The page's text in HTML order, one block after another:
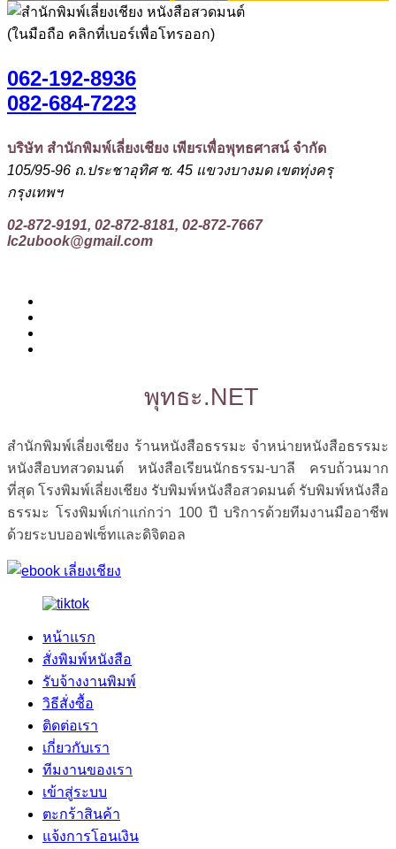
(ในมือถือ คลิกที่เบอร์เพื่อโทรออก)
062-192-8936
082-684-7223
บริษัท สำนักพิมพ์เลี่ยงเชียง เพียรเพื่อพุทธศาสน์ จำกัด
105/95-96 ถ.ประชาอุทิศ ซ. 45 แขวงบางมด เขตทุ่งครุ
กรุงเทพฯ
02-872-9191, 02-872-8181, 02-872-7667
lc2ubook@gmail.com
พุทธะ.NET
สำนักพิมพ์เลี่ยงเชียง ร้านหนังสือธรรมะ จำหน่ายหนังสือธรรมะ
หนังสือบทสวดมนต์ หนังสือเรียนนักธรรม-บาลี ครบถ้วนมาก
ที่สุด โรงพิมพ์เลี่ยงเชียง รับพิมพ์หนังสือสวดมนต์ รับพิมพ์หนังสือ
ธรรมะ โรงพิมพ์เก่าแก่กว่า 100 ปี บริการด้วยทีมงานมืออาชีพ
ด้วยระบบออฟเซ็ทและดิจิตอล
หน้าแรก
สั่งพิมพ์หนังสือ
รับจ้างงานพิมพ์
วิธีสั่งซื้อ
ติดต่อเรา
เกี่ยวกับเรา
ทีมงานของเรา
เข้าสู่ระบบ
ตะกร้าสินค้า
แจ้งการโอนเงิน